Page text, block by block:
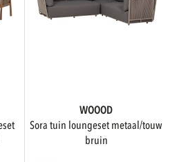
WOOOD
sora tuin loungeset metaal/touw
bruin